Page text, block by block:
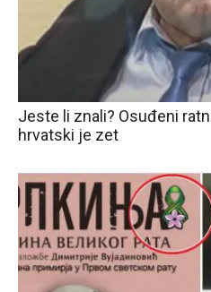
Jeste li znali? Osuđeni
hrvatski je zet